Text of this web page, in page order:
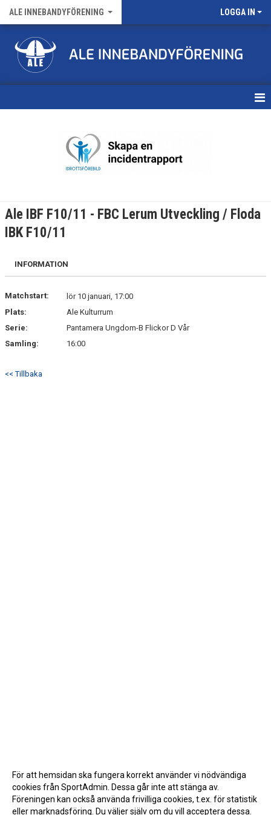
ALE INNEBANDYFÖRENING LOGGA IN
FÖRENINGENS MATCHER
NYHETSARKIV
Ale IBF F10/11 - FBC Lerum Utveckling / Floda
IBK F10/11
INFORMATION
Matchstart:
lör 10 januari, 17:00
Plats:
Ale Kulturrum
Serie:
Pantamera Ungdom-B Flickor D Vår
Samling:
16:00
<< Tillbaka
För att hemsidan ska fungera korrekt använder vi nödvändiga
cookies från SportAdmin. Dessa går inte att stänga av.
Föreningen kan också använda frivilliga cookies, t.ex. för statistik
eller marknadsföring. Du väljer själv om du vill acceptera dessa.